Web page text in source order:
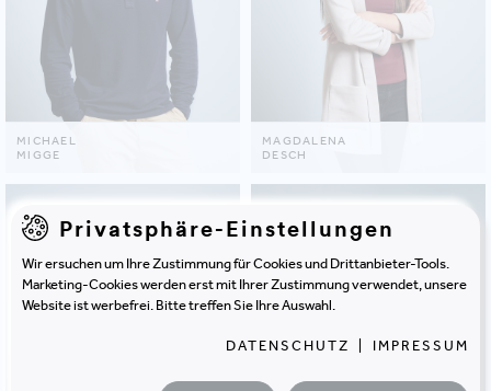
MICHAEL
MIGGE
MAGDALENA
DESCH
Privatsphäre-Einstellungen
Wir ersuchen um Ihre Zustimmung für Cookies und Drittanbieter-Tools.
Marketing-Cookies werden erst mit Ihrer Zustimmung verwendet, unsere
Website ist werbefrei. Bitte treffen Sie Ihre Auswahl.
DATENSCHUTZ IMPRESSUM